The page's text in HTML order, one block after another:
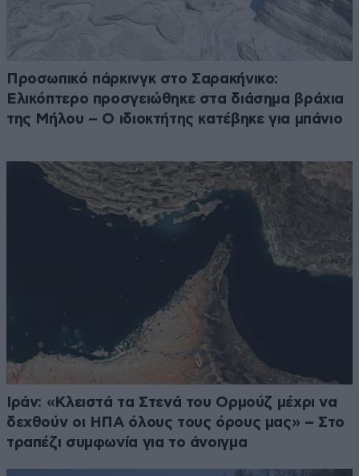
Προσωπικό πάρκινγκ στο Σαρακήνικο:
Ελικόπτερο προσγειώθηκε στα διάσημα βράχια
της Μήλου – Ο ιδιοκτήτης κατέβηκε για μπάνιο
Ιράν: «Κλειστά τα Στενά του Ορμούζ μέχρι να
δεχθούν οι ΗΠΑ όλους τους όρους μας» – Στο
τραπέζι συμφωνία για το άνοιγμα